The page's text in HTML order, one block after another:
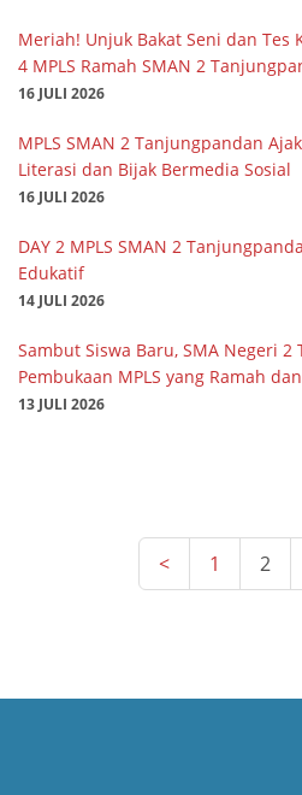
Meriah! Unjuk Bakat Seni dan Tes
4 MPLS Ramah SMAN 2
16 JULI 2026
MPLS SMAN 2 Tanjungpandan
Literasi dan Bijak Bermedia Sosial
16 JULI 2026
DAY 2 MPLS SMAN 2
Edukatif
14 JULI 2026
Sambut Siswa Baru, SMA Negeri
Pembukaan MPLS yang Ramah
13 JULI 2026
< 1 2